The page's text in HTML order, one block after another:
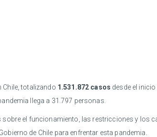
Chile, totalizando 1.531.872 casos desde el
llega a 31.797 personas.
sobre el funcionamiento, las restricciones y los
de Chile para enfrentar esta pandemia.